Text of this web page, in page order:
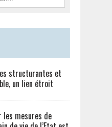
structurantes et
un lien étroit
les mesures de